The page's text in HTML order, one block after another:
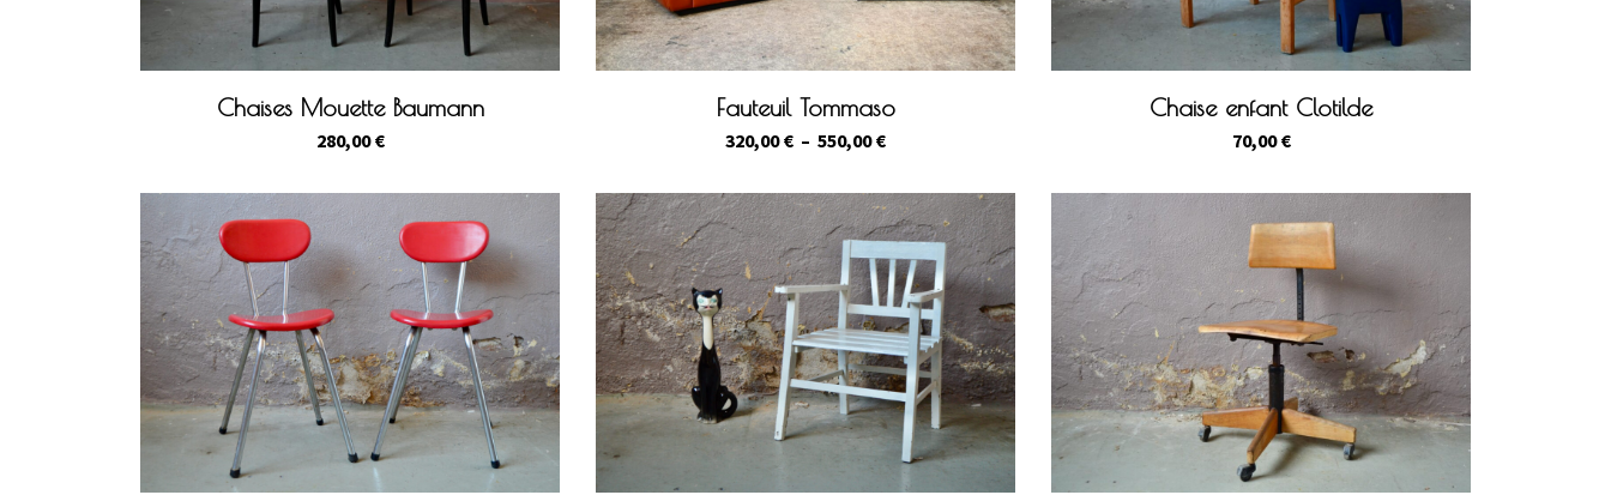
Chaises Mouette Baumann
280,00€
Fauteuil Tommaso
320,00€ – 550,00€Plage
prix :
320,00 €
à
550,00 €
Chaise enfant Clotilde
70,00€